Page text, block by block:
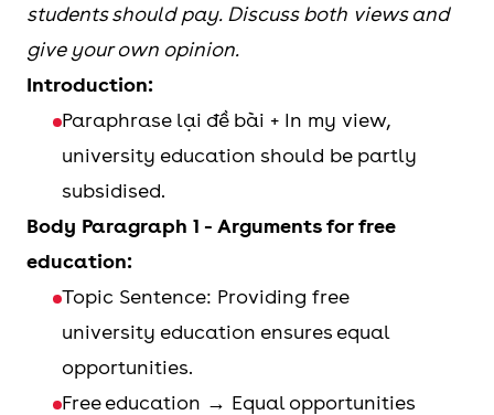
students should pay. Discuss both views and
give your own opinion.
Introduction:
Paraphrase lại đề bài + In my view,
university education should be partly
subsidised.
Body Paragraph 1 - Arguments for free
education:
Topic Sentence: Providing free
university education ensures equal
opportunities.
Free education → Equal opportunities